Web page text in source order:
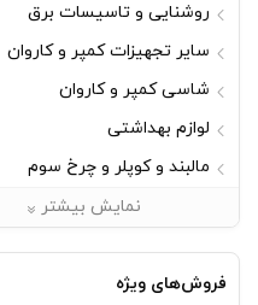
روشنایی و تاسیسات برق
سایر تجهیزات کمپر و کاروان
شاسی کمپر و کاروان
لوازم بهداشتی
مالبند و کوپلر و چرخ سوم
نمایش بیشتر
فروش‌های ویژه